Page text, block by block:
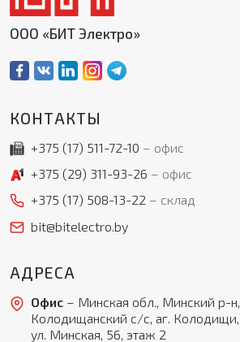
ООО «БИТ Электро»
КОНТАКТЫ
+375 (17) 511-72-10
офис
+375 (29) 311-93-26
офис
+375 (17) 508-13-22
склад
bit@bitelectro.by
АДРЕСА
Офис– Минская обл., Минский р-н,
Колодищанский с/с, аг. Колодищи,
ул. Минская, 56, этаж 2